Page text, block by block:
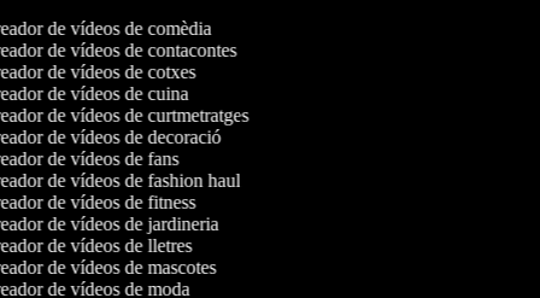
de vídeos de comèdia
de vídeos de contacontes
de vídeos de cotxes
de vídeos de cuina
de vídeos de curtmetratges
de vídeos de decoració
de vídeos de fans
de vídeos de fashion haul
de vídeos de fitness
de vídeos de jardineria
de vídeos de lletres
de vídeos de mascotes
de vídeos de moda